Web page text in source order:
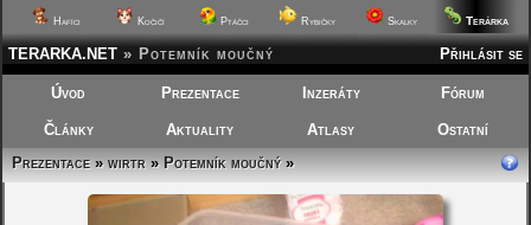
Hafíci Kočičí Ptáčci Rybičky Skalky Terárka
Přihlásit se
TERARKA.NET » Potemník moučný
Úvod Prezentace Inzeráty Fórum
Články Aktuality Atlasy
Ostatní
Prezentace»wirtr»Potemník moučný»